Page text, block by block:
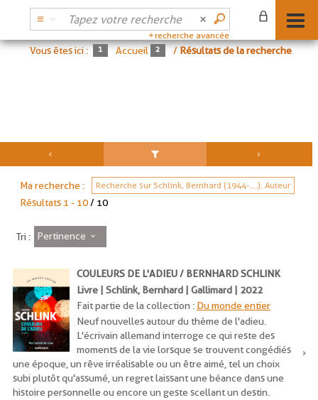
recherche avancée
Vous êtes ici : Accueil /Résultats de la recherche
Ma recherche : Recherche sur Schlink, Bernhard (1944-....). Auteur
Résultats 1 - 10 / 10
Tri : Pertinence
COULEURS DE L'ADIEU / BERNHARD SCHLINK
Livre | Schlink, Bernhard | Gallimard | 2022
Fait partie de la collection : Du monde entier
Neuf nouvelles autour du thème de l'adieu.
L'écrivain allemand interroge ce qui reste des
moments de la vie lorsque se trouvent congédiés
une époque, un rêve irréalisable ou un être aimé, tel un choix
subi plutôt qu'assumé, un regret laissant une béance dans une
histoire personnelle ou encore un geste scellant un destin.